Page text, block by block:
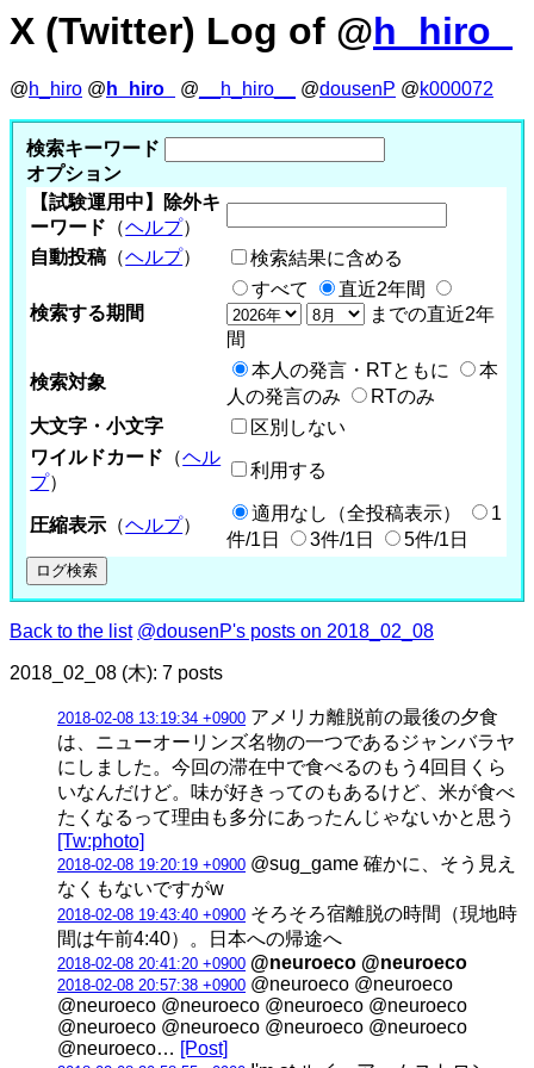
X (Twitter) Log of @h_hiro_
@h_hiro @ h_hiro_ @ __h_hiro__ @dousenP @k000072
検索キーワード
オプション
【試験運用中】除外キ
ーワード （ヘルプ）
自動投稿 （ヘルプ） 検索結果に含める
検索する期間
すべて
直近2年間
までの直近2年
間
検索対象
本人の発言・RTともに
本
人の発言のみ
RTのみ
大文字・小文字
区別しない
ワイルドカード （ヘル
プ）
利用する
圧縮表示 （ヘルプ）
適用なし（全投稿表示）
1
件/1日
3件/1日 5件/1日
Back to the list @dousenP's posts on 2018_02_08
2018_02_08 (木): 7 posts
2018-02-08 13:19:34 +0900 アメリカ離脱前の最後の夕食
は、ニューオーリンズ名物の一つであるジャンバラヤ
にしました。今回の滞在中で食べるのもう4回目くら
いなんだけど。味が好きってのもあるけど、米が食べ
たくなるって理由も多分にあったんじゃないかと思う
[Tw:photo]
2018-02-08 19:20:19 +0900 @sug_game 確かに、そう見え
なくもないですがw
2018-02-08 19:43:40 +0900 そろそろ宿離脱の時間（現地時
間は午前4:40）。日本への帰途へ
2018-02-08 20:41:20 +0900 @neuroeco @neuroeco
2018-02-08 20:57:38 +0900 @neuroeco @neuroeco
@neuroeco @neuroeco @neuroeco @neuroeco
@neuroeco @neuroeco @neuroeco @neuroeco
@neuroeco… [Post]